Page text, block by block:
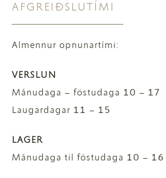
AFGREIÐSLUTÍMI
Almennur opnunartími:
VERSLUN
Mánudaga – föstudaga 10 – 17
Laugardagar 11 – 15
LAGER
Mánudaga til föstudaga 10 – 16